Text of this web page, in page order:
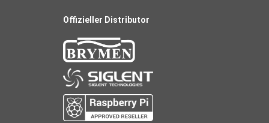
Offizieller Distributor